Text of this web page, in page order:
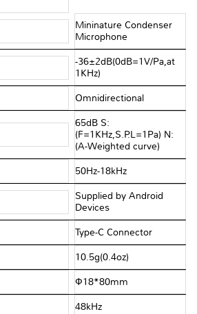
Mininature Condenser
Microphone
-36±2dB(0dB=1V/Pa,at
1KHz)
Omnidirectional
65dB S:
(F=1KHz,S.P.L=1Pa) N:
(A-Weighted curve)
50Hz-18kHz
Supplied by Android
Devices
Type-C Connector
10.5g(0.4oz)
Ф18*80mm
48kHz